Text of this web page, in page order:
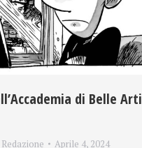
di Belle Arti
Redazione Aprile 4, 2024